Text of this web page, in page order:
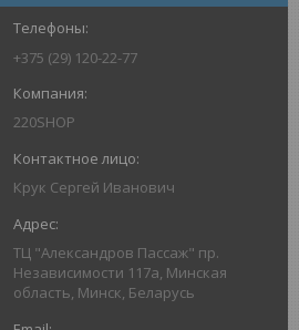
+375 (29) 120-22-77
220SHOP
Крук Сергей Иванович
ТЦ "Александров Пассаж" пр.
Независимости 117а, Минская
область, Минск, Беларусь